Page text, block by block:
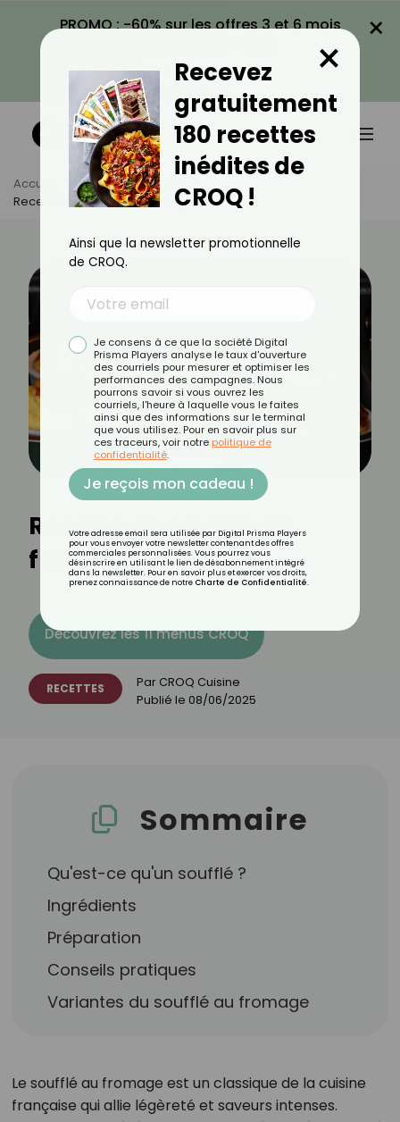
PROMO : -60% sur les offres 3 et 6 mois
VOIR LA PROMO
×
Accueil Actus
Recettes
Recette De Soufflé Au Fromage
Recette de soufflé au
fromage
Découvrez les 11 menus CROQ
RECETTES Par CROQ Cuisine
Publié le 08/06/2025
Sommaire
Qu'est-ce qu'un soufflé ?
Ingrédients
Préparation
Conseils pratiques
Variantes du soufflé au fromage
Le soufflé au fromage est un classique de la cuisine
française qui allie légèreté et saveurs intenses.
Recevez
gratuitement
180 recettes
inédites de
CROQ !
×
Ainsi que la newsletter promotionnelle
de CROQ.
Je consens à ce que la société Digital
Prisma Players analyse le taux d'ouverture
des courriels pour mesurer et optimiser les
performances des campagnes. Nous
pourrons savoir si vous ouvrez les
courriels, l'heure à laquelle vous le faites
ainsi que des informations sur le terminal
que vous utilisez. Pour en savoir plus sur
ces traceurs, voir notre politique de
confidentialité.
Je reçois mon cadeau !
Votre adresse email sera utilisée par Digital Prisma Players
pour vous envoyer votre newsletter contenant des offres
commerciales personnalisées. Vous pourrez vous
désinscrire en utilisant le lien de désabonnement intégré
dans la newsletter. Pour en savoir plus et exercer vos droits,
prenez connaissance de notre Charte de Confidentialité.